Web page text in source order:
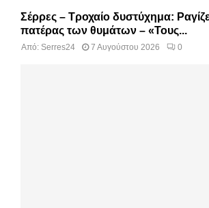
Σέρρες – Τροχαίο δυστύχημα:
πατέρας των θυμάτων – «Τους...
Από: Serres24 7 Αυγούστου 2026 0